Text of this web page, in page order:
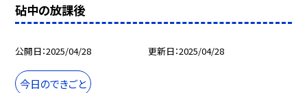
砧中の放課後
公開日 2025/04/28 更新日 2025/04/28
今日のできごと